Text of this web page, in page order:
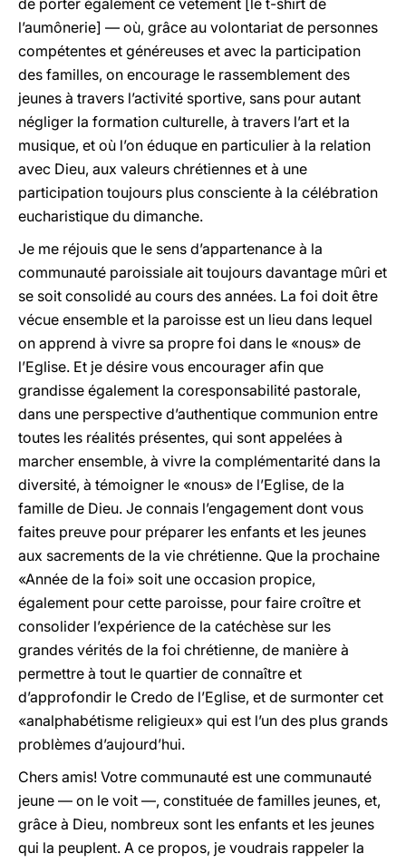
de porter également ce vêtement [le t-shirt de
l’aumônerie] — où, grâce au volontariat de personnes
compétentes et généreuses et avec la participation
des familles, on encourage le rassemblement des
jeunes à travers l’activité sportive, sans pour autant
négliger la formation culturelle, à travers l’art et la
musique, et où l’on éduque en particulier à la relation
avec Dieu, aux valeurs chrétiennes et à une
participation toujours plus consciente à la célébration
eucharistique du dimanche.
Je me réjouis que le sens d’appartenance à la
communauté paroissiale ait toujours davantage mûri et
se soit consolidé au cours des années. La foi doit être
vécue ensemble et la paroisse est un lieu dans lequel
on apprend à vivre sa propre foi dans le «nous» de
l’Eglise. Et je désire vous encourager afin que
grandisse également la coresponsabilité pastorale,
dans une perspective d’authentique communion entre
toutes les réalités présentes, qui sont appelées à
marcher ensemble, à vivre la complémentarité dans la
diversité, à témoigner le «nous» de l’Eglise, de la
famille de Dieu. Je connais l’engagement dont vous
faites preuve pour préparer les enfants et les jeunes
aux sacrements de la vie chrétienne. Que la prochaine
«Année de la foi» soit une occasion propice,
également pour cette paroisse, pour faire croître et
consolider l’expérience de la catéchèse sur les
grandes vérités de la foi chrétienne, de manière à
permettre à tout le quartier de connaître et
d’approfondir le Credo de l’Eglise, et de surmonter cet
«analphabétisme religieux» qui est l’un des plus grands
problèmes d’aujourd’hui.
Chers amis! Votre communauté est une communauté
jeune — on le voit —, constituée de familles jeunes, et,
grâce à Dieu, nombreux sont les enfants et les jeunes
qui la peuplent. A ce propos, je voudrais rappeler la